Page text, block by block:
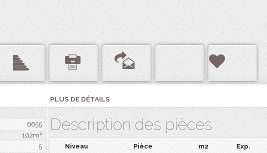
6655
102m²
5
PLUS DE DÉTAILS
Description des pièces
Niveau Pièce m2 Exp.